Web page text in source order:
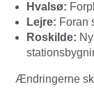
Hvalsø:
Lejre: Foran
Roskilde:
Ændringerne